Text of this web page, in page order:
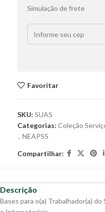
Simulação de frete
Favoritar
SKU: SUAS
Categorias: Coleção
, NEAPSS
Compartilhar:
Descrição
Bases para o(a) Trabalhador(a)